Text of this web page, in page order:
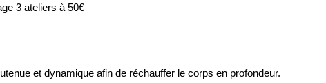
3 ateliers à 50€
et dynamique afin de réchauffer le corps en profondeur.